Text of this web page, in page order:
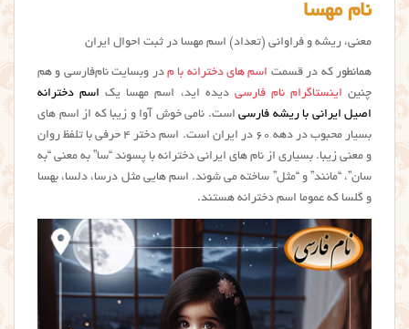
نام مهسا
معنی، ریشه و فراوانی (تعداد) اسم مهسا در ثبت احوال ایران
همانطور که در قسمت اسم های دخترانه با م در وبسایت نام‌فارسی و هم
چنین اینستاگرام نام فارسی دیده اید، اسم مهسا یک اسم دخترانه
اصیل ایرانی با ریشه فارسی است. نامی خوش آوا و زیبا که از اسم های
بسیار محبوب در دهه ۶۰ در ایران است. اسم دختر ۴ حرفی با تلفظ روان
و معنی زیبا. بسیاری از نام های ایرانی دخترانه با پسوند “سا” به معنی “به
سان”، “مانند” و “مثل” ساخته می شوند. اسم هایی مثل درسا، دلسا، بهسا
و گلسا که عموما اسم دخترانه هستند.